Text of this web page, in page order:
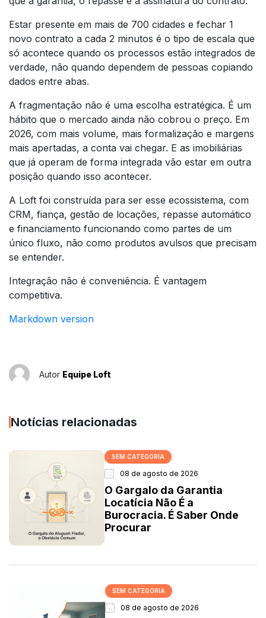
Estar presente em mais de 700 cidades e fechar 1
novo contrato a cada 2 minutos é o tipo de escala que
só acontece quando os processos estão integrados de
verdade, não quando dependem de pessoas copiando
dados entre abas.
A fragmentação não é uma escolha estratégica. É um
hábito que o mercado ainda não cobrou o preço. Em
2026, com mais volume, mais formalização e margens
mais apertadas, a conta vai chegar. E as imobiliárias
que já operam de forma integrada vão estar em outra
posição quando isso acontecer.
A Loft foi construída para ser esse ecossistema, com
CRM, fiança, gestão de locações, repasse automático
e financiamento funcionando como partes de um
único fluxo, não como produtos avulsos que precisam
se entender.
Integração não é conveniência. É vantagem
competitiva.
Markdown version
Autor Equipe Loft
Notícias relacionadas
SEM CATEGORIA
08 de agosto de 2026
O Gargalo da Garantia
Locatícia Não É a
Burocracia. É Saber Onde
Procurar
SEM CATEGORIA
08 de agosto de 2026